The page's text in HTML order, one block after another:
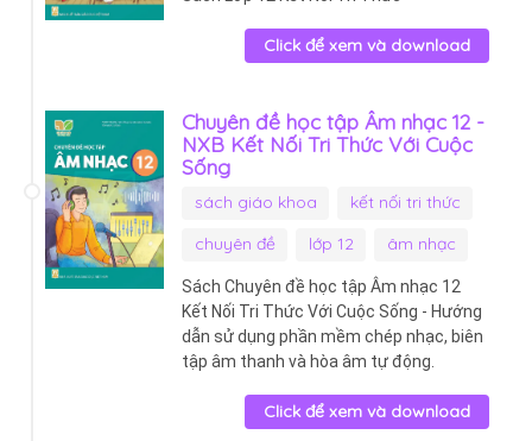
Click để xem và download
Chuyên đề học tập Âm nhạc 12 -
NXB Kết Nối Tri Thức Với Cuộc
Sống
sách giáo khoa
kết nối tri thức
chuyên đề
lớp 12 âm nhạc
Sách Chuyên đề học tập Âm nhạc 12
Kết Nối Tri Thức Với Cuộc Sống - Hướng
dẫn sử dụng phần mềm chép nhạc, biên
tập âm thanh và hòa âm tự động.
Click để xem và download